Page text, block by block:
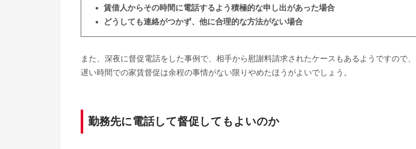
賃借人からその時間に電話するよう積極的な申し出があった場合
どうしても連絡がつかず、他に合理的な方法がない場合
また、深夜に督促電話をした事例で、相手から慰謝料請求されたケースもあるようですので、
遅い時間での家賃督促は余程の事情がない限りやめたほうがよいでしょう。
勤務先に電話して督促してもよいのか